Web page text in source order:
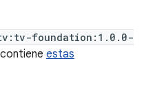
foundation:1.0.0-
estas